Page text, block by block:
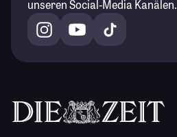
unseren Social-Media Kanälen.